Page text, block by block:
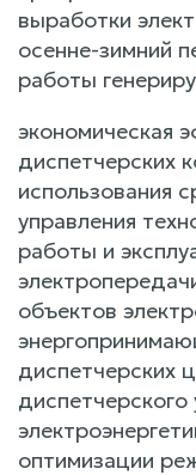
выработки
осенне-зимний
работы
экономическая
диспетчерских
использования
управления
работы и
объектов
диспетчерских
диспетчерского
оптимизации